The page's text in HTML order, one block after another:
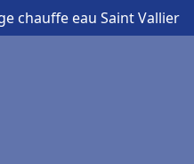
chauffe eau Saint Vallier